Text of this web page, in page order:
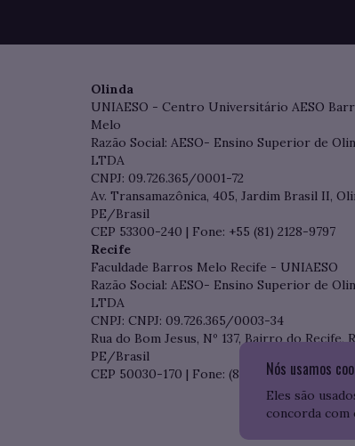
Nós usamos
Eles são
concorda com
Olinda
UNIAESO - Centro Universitário AESO
Melo
Razão Social: AESO- Ensino Superior de
LTDA
CNPJ: 09.726.365/0001-72
Av. Transamazônica, 405, Jardim Brasil II,
PE/Brasil
CEP 53300-240 | Fone: +55 (81) 2128-9797
Recife
Faculdade Barros Melo Recife - UNIAESO
Razão Social: AESO- Ensino Superior de
LTDA
CNPJ: CNPJ: 09.726.365/0003-34
Rua do Bom Jesus, Nº 137, Bairro do Recife,
PE/Brasil
CEP 50030-170 | Fone: (81) 3204-7536